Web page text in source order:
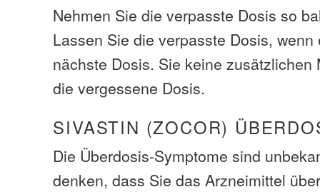
Nehmen Sie die verpasste Dosis so
Lassen Sie die verpasste Dosis,
nächste Dosis. Sie keine zusätzlichen
die vergessene Dosis.
SIVASTIN (ZOCOR)
Die Überdosis-Symptome sind
denken, dass Sie das Arzneimittel